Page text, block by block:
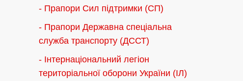
- Прапори Сил підтримки (СП)
- Прапори Державна спеціальна
служба транспорту (ДССТ)
- Інтернаціональний легіон
територіальної оборони України (ІЛ)